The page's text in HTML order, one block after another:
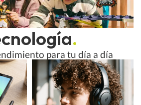
.
para tu día a día